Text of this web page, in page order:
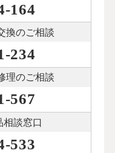
164
換のご相談
234
理のご相談
567
相談窓口
533